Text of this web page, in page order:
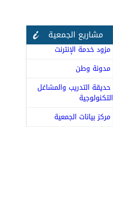
مشاريع الجمعية
مزود خدمة الإنترنت
مدونة وطن
حديقة التدريب والمشاغل
التكنولوجية
مركز بيانات الجمعية